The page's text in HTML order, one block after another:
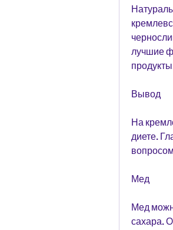
лучшие
Вывод
На
диете.
Мед
Мед
сахара.